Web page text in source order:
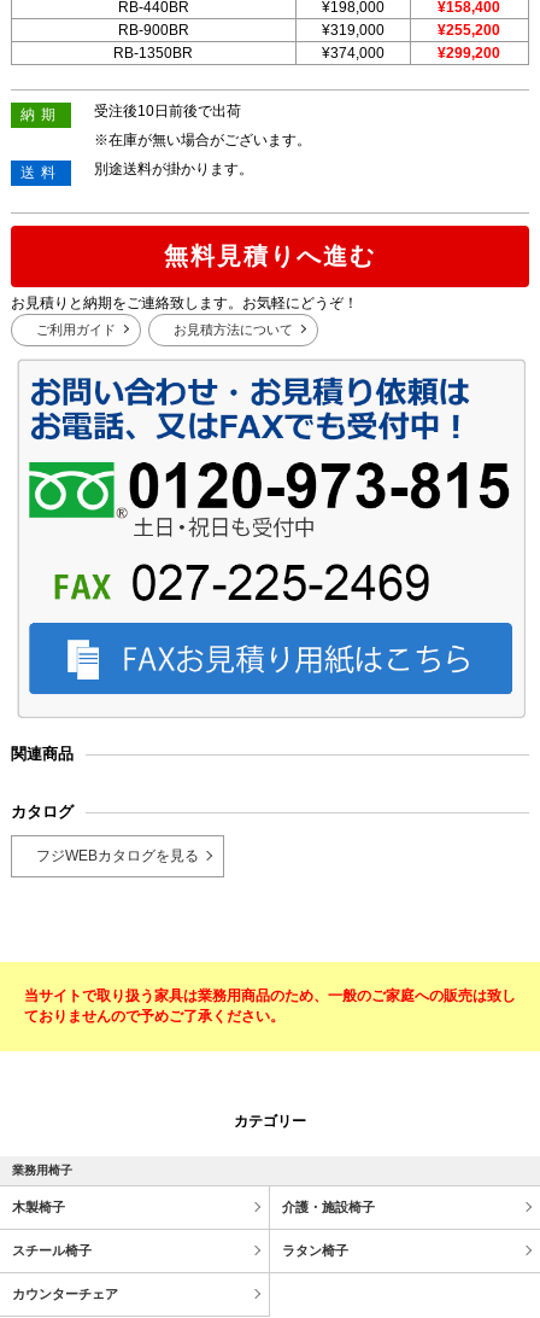
RB-440BR ¥198,000
¥158,400
RB-900BR
¥319,000
¥255,200
RB-1350BR
¥374,000 ¥299,200
納期
受注後10日前後で出荷
※在庫が無い場合がございます。
送料
別途送料が掛かります。
無料見積りへ進む
お見積りと納期をご連絡致します。お気軽にどうぞ！
ご利用ガイド お見積方法について
関連商品
カタログ
フジWEBカタログを見る
当サイトで取り扱う家具は業務用商品のため、一般のご家庭への販売は致し
ておりませんので予めご了承ください。
カテゴリー
業務用椅子
木製椅子 介護・施設椅子
スチール椅子 ラタン椅子
カウンターチェア